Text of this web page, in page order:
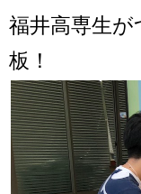
福井高専生
板！